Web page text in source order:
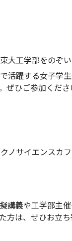
大工学部をのぞい
活躍する女子学
ひご参加くださ
ノサイエンスカ
講義や工学部主
方は、ぜひお立ち